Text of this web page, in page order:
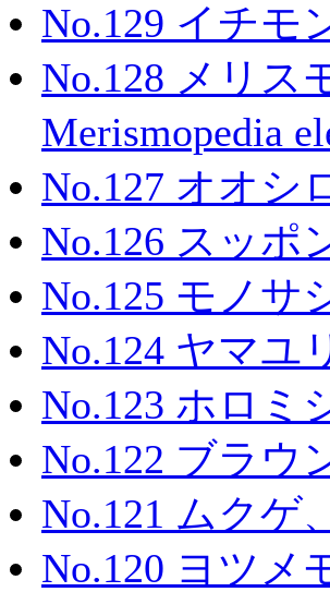
No.129 イチモ
No.128 メリ
Merismopedia
No.127 オオシ
No.126 スッポ
No.125 モノサ
No.124 ヤマユ
No.123 ホロミ
No.122 ブラウ
No.121 ムクゲ
No.120 ヨツメ